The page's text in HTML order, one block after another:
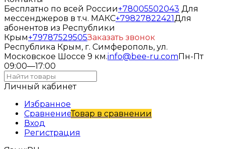
Бесплатно по всей России+78005502043 Для
мессенджеров в т.ч. МАКС+79827822421Для
абонентов из Республики
Крым+79787529505Заказать звонок
Республика Крым, г. Симферополь, ул.
Московское Шоссе 9 км.info@bee-ru.comПн-Пт
09:00—17:00
Личный кабинет
Избранное
СравнениеТовар в сравнении
Вход
Регистрация